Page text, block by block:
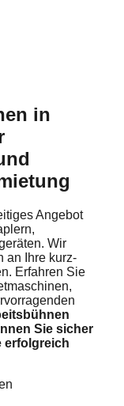
in
Angebot
Wir
an Ihre kurz-
Erfahren Sie
Sie sicher
erfolgreich